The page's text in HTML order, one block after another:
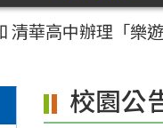
清華高中辦理「樂
校園公